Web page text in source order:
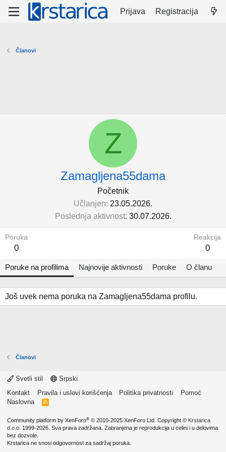
Prijava Registracija
Članovi
Z
Zamagljena55dama
Početnik
Učlanjen 23.05.2026.
Poslednja aktivnost 30.07.2026.
Poruka
0
Reakcija
0
Poruke na profilima Najnovije aktivnosti Poruke O članu
Još uvek nema poruka na Zamagljena55dama profilu.
Članovi
Svetli stil
Srpski
Kontakt
Pravila i uslovi korišćenja Politika privatnosti
Pomoć
Naslovna
R
Community platform by XenForo® © 2010-2025 XenForo Ltd. Copyright © Krstarica
d.o.o. 1999-2026. Sva prava zadržana. Zabranjena je reprodukcija u celini i u delovima
bez dozvole.
Krstarica ne snosi odgovornost za sadržaj poruka.